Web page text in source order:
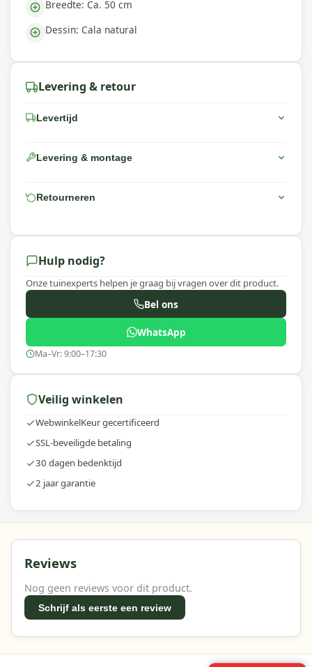
Breedte: Ca. 50 cm
Dessin: Cala natural
Levering & retour
Levertijd
Levering & montage
Retourneren
Hulp nodig?
Onze tuinexperts helpen je graag bij vragen over dit product.
Bel ons
WhatsApp
Ma–Vr: 9:00–17:30
Veilig winkelen
WebwinkelKeur gecertificeerd
SSL-beveiligde betaling
30 dagen bedenktijd
2 jaar garantie
Reviews
Nog geen reviews voor dit product.
Schrijf als eerste een review